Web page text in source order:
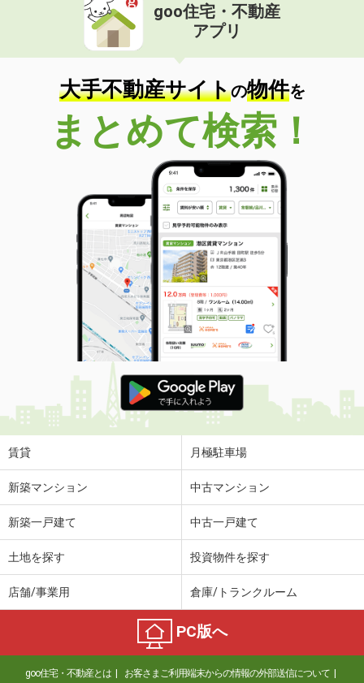
goo住宅・不動産
アプリ
大手不動産サイトの物件を
まとめて検索！
賃貸 月極駐車場
新築マンション 中古マンション
新築一戸建て 中古一戸建て
土地を探す 投資物件を探す
店舗/事業用 倉庫/トランクルーム
PC版へ
goo住宅・不動産とは お客さまご利用端末からの情報の外部送信について